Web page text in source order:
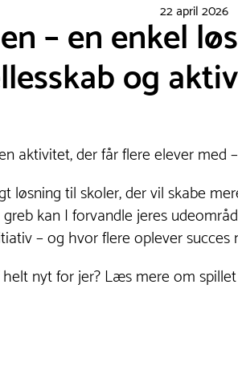
22 april 2026
– en enkel
og
aktivitet, der får flere elever
løsning til skoler, der vil skabe
kan I forvandle jeres
– og hvor flere oplever
helt nyt for jer? Læs mere om